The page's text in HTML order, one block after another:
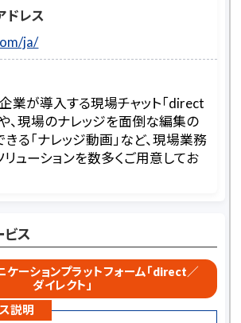
ドレス
ja/
業が導入する現場チャット「direct
や、現場のナレッジを面倒な編集の
る「ナレッジ動画」など、現場業務
ューションを数多くご用意してお
ビス
ケーションプラットフォーム「direct／
ダイレクト」
説明